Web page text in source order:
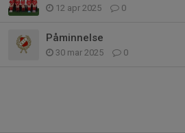
12 apr 2025 0
Påminnelse
30 mar 2025 0